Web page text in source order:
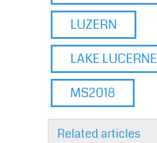
LUZERN
LAKE LUCERNE
MS2018
Related articles